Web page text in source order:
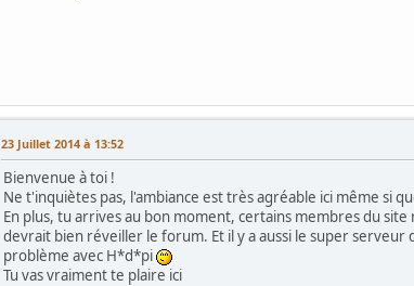
23 Juillet 2014 à 13:52
Bienvenue à toi !
Ne t'inquiètes pas, l'ambiance est très agréable ici même si
En plus, tu arrives au bon moment, certains membres du
devrait bien réveiller le forum. Et il y a aussi le super
problème avec H*d*pi
Tu vas vraiment te plaire ici